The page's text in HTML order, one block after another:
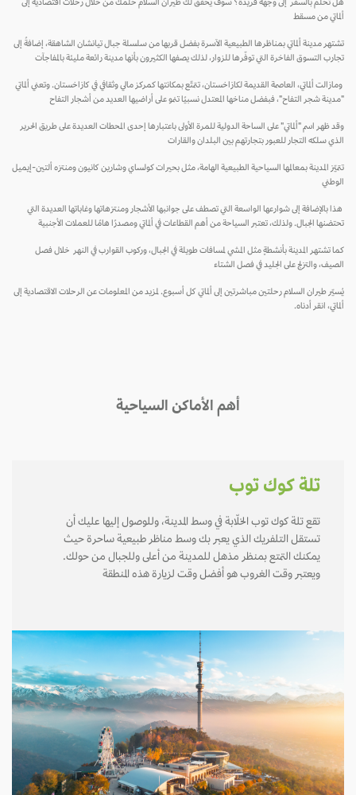
تحلم بالسفر إلى وجهة فريدة؟ سوف يحقّق لك طيران السلام حلمك من خلال رحلات اقتصادية إلى
من مسقط
مدينة ألماتي بمناظرها الطبيعية الآسرة بفضل قربها من سلسلة جبال تيانشان الشاهقة، إضافةً إلى
التسوق الفاخرة التي توفّرها للزوار، لذلك يصفها الكثيرون بأنها مدينة رائعة مليئة بالمفاجآت
ألماتي، العاصمة القديمة لكازاخستان، تتمتّع بمكانتها كمركز مالي وثقافي في كازاخستان. وتعني ألماتي
شجر التفاح"، فبفضل مناخها المعتدل نسبيًا تنمو على أراضيها العديد من أشجار التفاح
ظهر اسم "ألماتي" على الساحة الدولية للمرة الأولى باعتبارها إحدى المحطات العديدة على طريق الحرير
سلكه التجار للعبور بتجارتهم بين البلدان والقارات
المدينة بمعالمها السياحية الطبيعية الهامة، مثل بحيرات كولساي وشارين كانيون ومنتزه ألتين-إيميل
بالإضافة إلى شوارعها الواسعة التي تصطف على جوانبها الأشجار ومنتزهاتها وغاباتها العديدة التي
الجبال. ولذلك، تعتبر السياحة من أهم القطاعات في ألماتي ومصدرًا هامًا للعملات الأجنبية
تشتهر المدينة بأنشطةٍ مثل المشي لمسافات طويلة في الجبال، وركوب القوارب في النهر خلال فصل
والتزلج على الجليد في فصل الشتاء
طيران السلام رحلتين مباشرتين إلى ألماتي كل أسبوع. لمزيد من المعلومات عن الرحلات الاقتصادية إلى
انقر أدناه.
أهم الأماكن السياحية
تلة كوك توب
تقع تلة كوك توب الخلّابة في وسط المدينة، وللوصول إليها عليك أن
تستقل التلفريك الذي يعبر بك وسط مناظر طبيعية ساحرة حيث
يمكنك التمتع بمنظر مذهل للمدينة من أعلى وللجبال من حولك.
ويعتبر وقت الغروب هو أفضل وقت لزيارة هذه المنطقة